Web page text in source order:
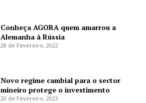
Conheça AGORA quem amarrou a
Alemanha à Rússia
28 de Fevereiro, 2022
Novo regime cambial para o sector
mineiro protege o investimento
20 de Fevereiro, 2023